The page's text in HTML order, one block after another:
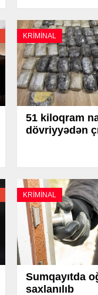
KRİMİNAL
51 kiloqram
dövriyyədən
KRİMİNAL
Sumqayıtda
saxlanılıb